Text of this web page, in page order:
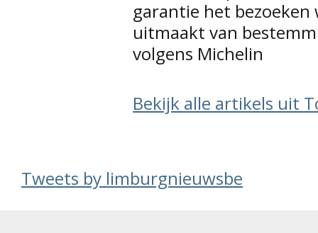
garantie het bezoeken
uitmaakt van
volgens Michelin
Bekijk alle artikels uit
Tweets by limburgnieuwsbe